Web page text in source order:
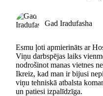
Gad Iradufasha
Esmu ļoti apmierināts ar
Viņu darbspējas laiks
nodrošinot manas vietnes
Ikreiz, kad man ir bijusi
viņu tehniskā atbalsta
un patiesi izpalīdzīga.